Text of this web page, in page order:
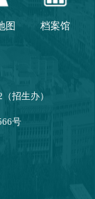
图 档案馆
招生办）
号